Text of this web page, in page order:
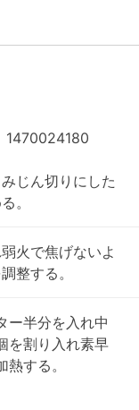
1470024180
じん切りにした
。
火で焦げないよ
整する。
ー半分を入れ中
を割り入れ素早
熱する。